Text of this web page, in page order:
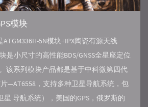
模块
ATGM336H-5N模块+IPX陶瓷有源天线
是小尺寸的高性能BDS/GNSS全星座定位
该系列模块产品都是基于中科微第四代
片—AT6558，支持多种卫星导航系统，包
星 导航系统），美国的GPS，俄罗斯的